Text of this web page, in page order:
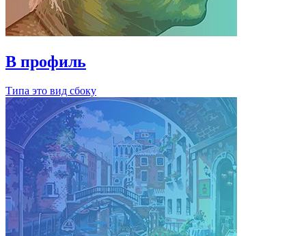
В профиль
Типа это вид сбоку